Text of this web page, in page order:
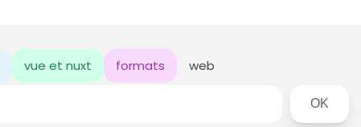
vue et nuxt formats web
Rechercher